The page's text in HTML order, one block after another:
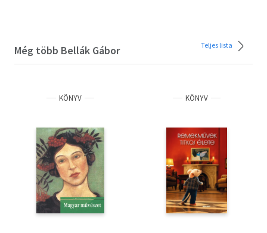
Még több Bellák Gábor Teljes lista
KÖNYV KÖNYV